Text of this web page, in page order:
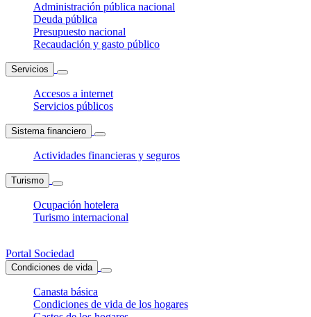
Administración pública nacional
Deuda pública
Presupuesto nacional
Recaudación y gasto público
Servicios
Accesos a internet
Servicios públicos
Sistema financiero
Actividades financieras y seguros
Turismo
Ocupación hotelera
Turismo internacional
Portal Sociedad
Condiciones de vida
Canasta básica
Condiciones de vida de los hogares